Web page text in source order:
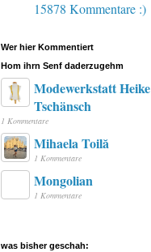
15878 Kommentare :)
Wer hier Kommentiert
Hom ihrn Senf daderzugehm
Modewerkstatt Heike
Tschänsch
1 Kommentare
Mihaela Toilă
1 Kommentare
Mongolian
1 Kommentare
was bisher geschah: